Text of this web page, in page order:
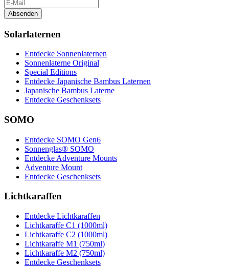
Absenden
Solarlaternen
Entdecke Sonnenlaternen
Sonnenlaterne Original
Special Editions
Entdecke Japanische Bambus Laternen
Japanische Bambus Laterne
Entdecke Geschenksets
SOMO
Entdecke SOMO Gen6
Sonnenglas® SOMO
Entdecke Adventure Mounts
Adventure Mount
Entdecke Geschenksets
Lichtkaraffen
Entdecke Lichtkaraffen
Lichtkaraffe C1 (1000ml)
Lichtkaraffe C2 (1000ml)
Lichtkaraffe M1 (750ml)
Lichtkaraffe M2 (750ml)
Entdecke Geschenksets